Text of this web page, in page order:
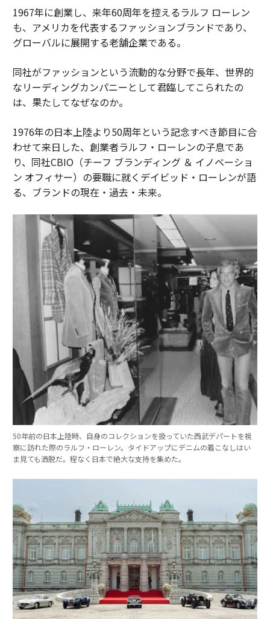
1967年に創業し、来年60周年を控えるラルフ ローレン
も、アメリカを代表するファッションブランドであり、
グローバルに展開する老舗企業である。
同社がファッションという流動的な分野で長年、世界的
なリーディングカンパニーとして君臨してこられたの
は、果たしてなぜなのか。
1976年の日本上陸より50周年という記念すべき節目に合
わせて来日した、創業者ラルフ・ローレンの子息であ
り、同社CBIO（チーフ ブランディング ＆ イノベーショ
ン オフィサー）の要職に就くデイビッド・ローレンが語
る、ブランドの現在・過去・未来。
50年前の日本上陸時、自身のコレクションを扱っていた西武デパートを視
察に訪れた際のラルフ・ローレン。タイドアップにデニムの着こなしはい
ま見ても洒脱だ。程なく日本で絶大な支持を集めた。